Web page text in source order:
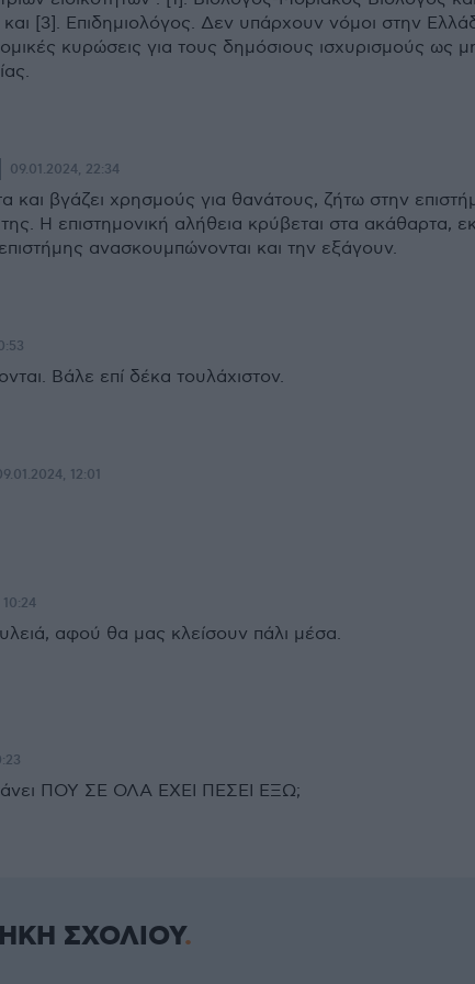
[3]. Επιδημιολόγος. Δεν υπάρχουν νόμοι στην
κυρώσεις για τους δημόσιους ισχυρισμούς ως
09.01.2024, 22:34
και βγάζει χρησμούς για θανάτους, ζήτω στην
της. Η επιστημονική αλήθεια κρύβεται στα ακάθαρτα,
ανασκουμπώνονται και την εξάγουν.
Βάλε επί δέκα τουλάχιστον.
12:01
αφού θα μας κλείσουν πάλι μέσα.
ΠΟΥ ΣΕ ΟΛΑ ΕΧΕΙ ΠΕΣΕΙ ΕΞΩ;
ΣΧΟΛΙΟΥ